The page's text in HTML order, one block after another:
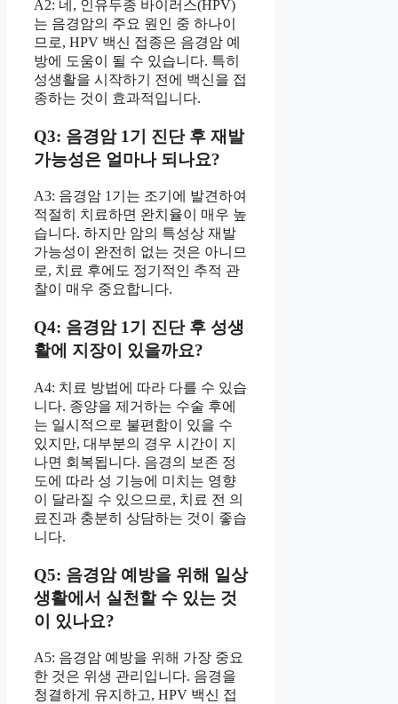
A2: 네, 인유두종 바이러스(HPV)
는 음경암의 주요 원인 중 하나이
므로, HPV 백신 접종은 음경암 예
방에 도움이 될 수 있습니다. 특히
성생활을 시작하기 전에 백신을 접
종하는 것이 효과적입니다.
Q3: 음경암 1기 진단 후 재발
가능성은 얼마나 되나요?
A3: 음경암 1기는 조기에 발견하여
적절히 치료하면 완치율이 매우 높
습니다. 하지만 암의 특성상 재발
가능성이 완전히 없는 것은 아니므
로, 치료 후에도 정기적인 추적 관
찰이 매우 중요합니다.
Q4: 음경암 1기 진단 후 성생
활에 지장이 있을까요?
A4: 치료 방법에 따라 다를 수 있습
니다. 종양을 제거하는 수술 후에
는 일시적으로 불편함이 있을 수
있지만, 대부분의 경우 시간이 지
나면 회복됩니다. 음경의 보존 정
도에 따라 성 기능에 미치는 영향
이 달라질 수 있으므로, 치료 전 의
료진과 충분히 상담하는 것이 좋습
니다.
Q5: 음경암 예방을 위해 일상
생활에서 실천할 수 있는 것
이 있나요?
A5: 음경암 예방을 위해 가장 중요
한 것은 위생 관리입니다. 음경을
청결하게 유지하고, HPV 백신 접